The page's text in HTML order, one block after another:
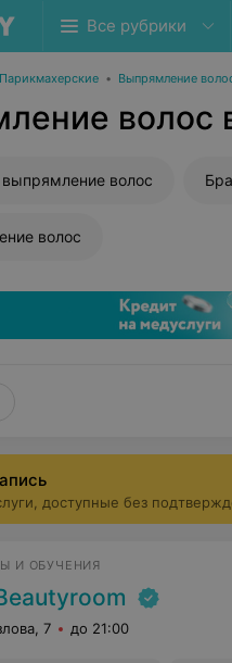
Все рубрики
Парикмахерские • Выпрямление
волос
выпрямление волос
волос
доступные без
И ОБУЧЕНИЯ
7 до 21:00